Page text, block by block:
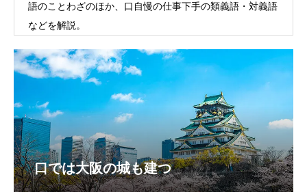
語のことわざのほか、口自慢の仕事下手の類義語・対義語
などを解説。
口では大阪の城も建つ